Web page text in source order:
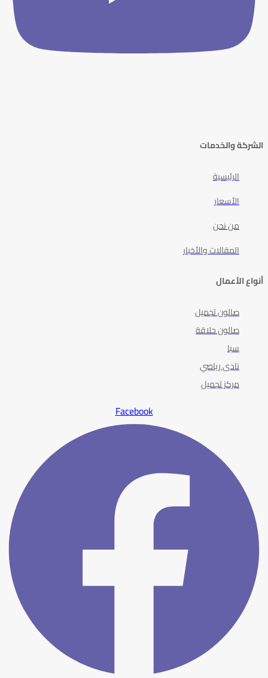
الشركة والخدمات
الرئيسية
الأسعار
من نحن
المقالات والأخبار
أنواع الأعمال
صالون تجميل
صالون حلاقة
سبا
نادى رياضي
مركز تجميل
Facebook